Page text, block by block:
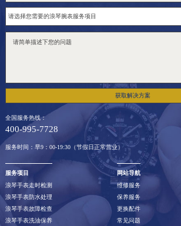
获取解决方案
全国服务热线：
400-995-7728
服务时间：早9：00-19:30（节假日正常营业）
服务项目
浪琴手表走时检测
浪琴手表防水处理
浪琴手表故障检查
浪琴手表洗油保养
网站导航
维修服务
保养服务
更换配件
常见问题